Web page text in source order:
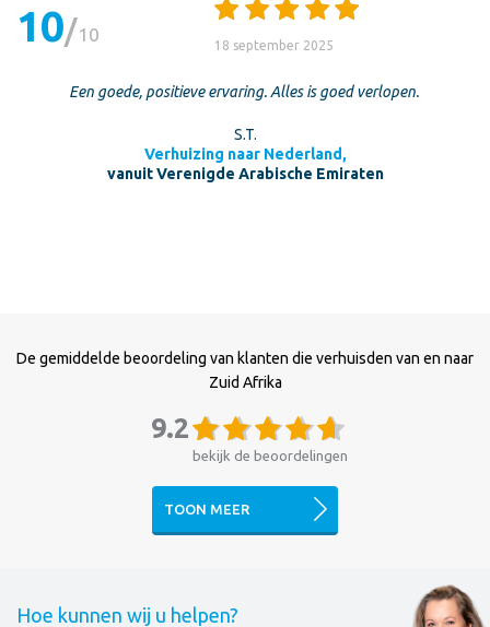
10 10
18 september 2025
Een goede, positieve ervaring. Alles is goed verlopen.
S.T.
Verhuizing naar Nederland,
vanuit Verenigde Arabische Emiraten
De gemiddelde beoordeling van klanten die verhuisden van en naar
Zuid Afrika
bekijk de beoordelingen
9.2
TOON MEER
Hoe kunnen wij u helpen?